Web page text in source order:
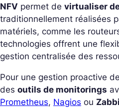
NFV permet de virtualiser
traditionnellement réalisées
matériels, comme les
technologies offrent une
gestion centralisée des
Pour une gestion proactive
des outils de monitorings
Prometheus, Nagios ou